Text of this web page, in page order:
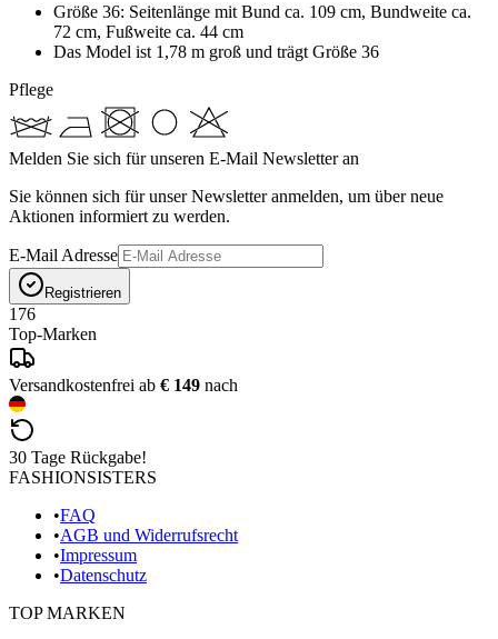
Größe 36: Seitenlänge mit Bund ca. 109 cm, Bundweite ca.
72 cm, Fußweite ca. 44 cm
Das Model ist 1,78 m groß und trägt Größe 36
Pflege
Melden Sie sich für unseren E-Mail Newsletter an
Sie können sich für unser Newsletter anmelden, um über neue
Aktionen informiert zu werden.
E-Mail Adresse
Registrieren
176
Top-Marken
Versandkostenfrei ab € 149 nach
30 Tage Rückgabe!
FASHIONSISTERS
•FAQ
•AGB und Widerrufsrecht
•Impressum
•Datenschutz
TOP MARKEN